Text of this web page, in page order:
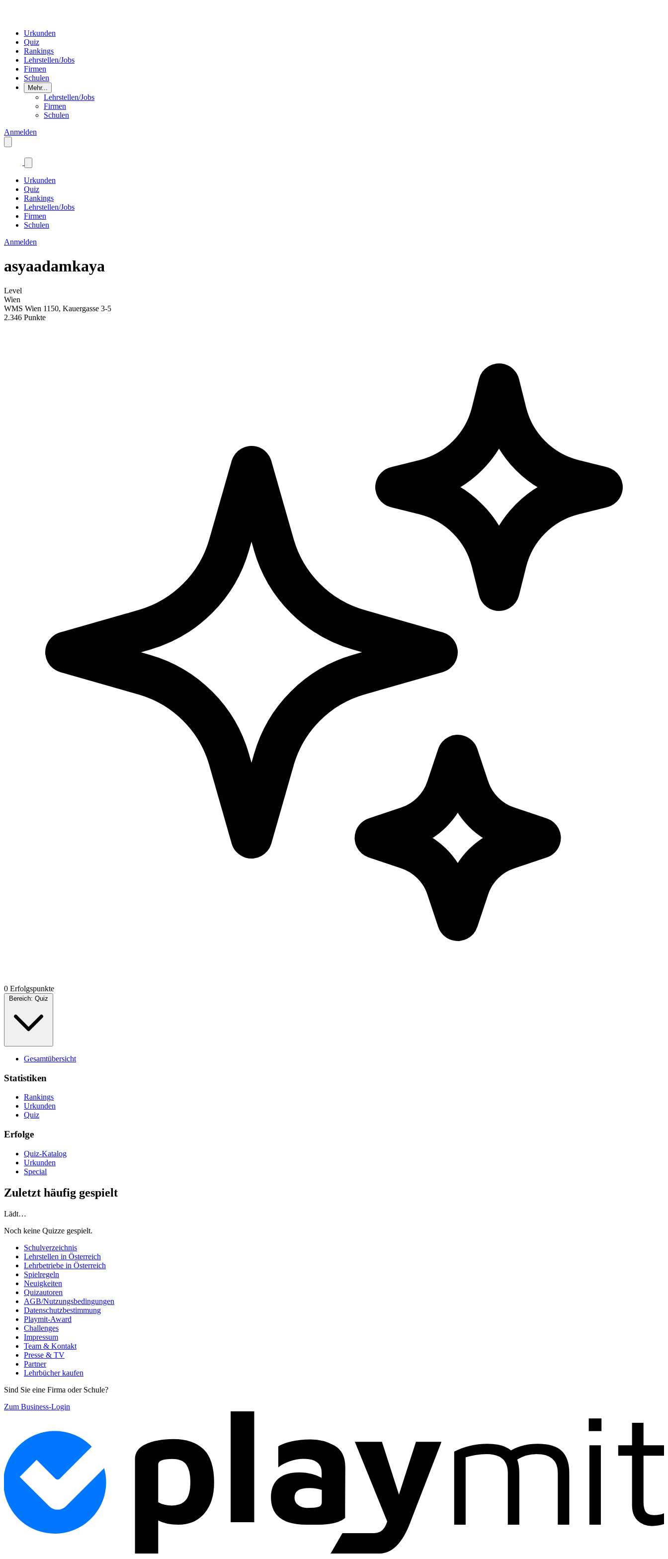
Urkunden
Quiz
Rankings
Lehrstellen/Jobs
Firmen
Schulen
Mehr...
Lehrstellen/Jobs
Firmen
Schulen
Anmelden
Urkunden
Quiz
Rankings
Lehrstellen/Jobs
Firmen
Schulen
Anmelden
asyaadamkaya
Level
Wien
WMS Wien 1150, Kauergasse 3-5
2.346 Punkte
0 Erfolgspunkte
Bereich: Quiz
Gesamtübersicht
Statistiken
Rankings
Urkunden
Quiz
Erfolge
Quiz-Katalog
Urkunden
Special
Zuletzt häufig gespielt
Lädt…
Noch keine Quizze gespielt.
Schulverzeichnis
Lehrstellen in Österreich
Lehrbetriebe in Österreich
Spielregeln
Neuigkeiten
Quizautoren
AGB/Nutzungsbedingungen
Datenschutzbestimmung
Playmit-Award
Challenges
Impressum
Team & Kontakt
Presse & TV
Partner
Lehrbücher kaufen
Sind Sie eine Firma oder Schule?
Zum Business-Login